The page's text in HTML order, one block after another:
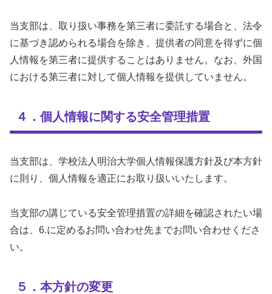
当支部は、取り扱い事務を第三者に委託する場合と、法令
に基づき認められる場合を除き、提供者の同意を得ずに個
人情報を第三者に提供することはありません。なお、外国
における第三者に対して個人情報を提供していません。
４．個人情報に関する安全管理措置
当支部は、学校法人明治大学個人情報保護方針及び本方針
に則り、個人情報を適正にお取り扱いいたします。
当支部の講じている安全管理措置の詳細を確認されたい場
合は、6.に定めるお問い合わせ先までお問い合わせくださ
い。
５．本方針の変更